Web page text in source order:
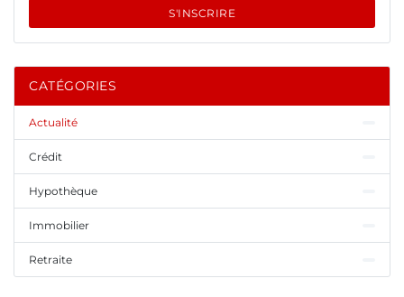
S'INSCRIRE
CATÉGORIES
Actualité
Crédit
Hypothèque
Immobilier
Retraite